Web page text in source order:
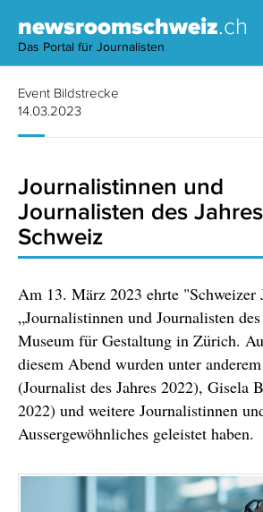
newsroomschweiz.ch
Das Portal für Journalisten
Event Bildstrecke
14.03.2023
Journalistinnen und
Journalisten des Jahres
Schweiz
Am 13. März 2023 ehrte
„Journalistinnen und Journalisten
Museum für Gestaltung in Zürich.
diesem Abend wurden unter
(Journalist des Jahres 2022), Gisela
2022) und weitere Journalistinnen
Aussergewöhnliches geleistet haben.